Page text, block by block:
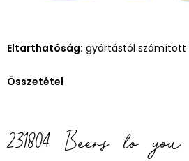
Eltarthatóság: gyártástól számított
Összetétel
231804 Beers to you